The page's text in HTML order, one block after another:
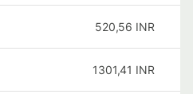
520,56 INR
1301,41 INR